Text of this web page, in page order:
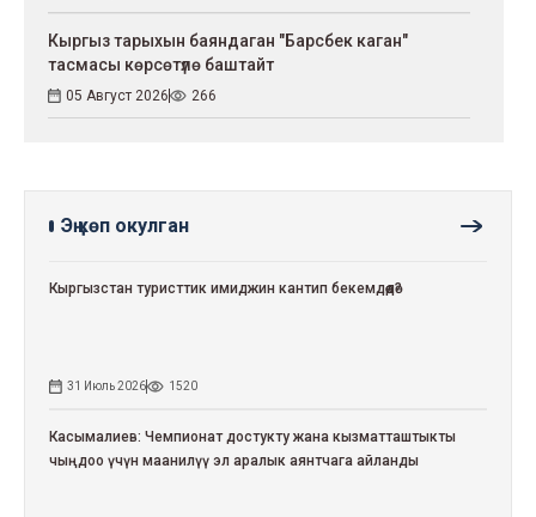
Кыргыз тарыхын баяндаган "Барсбек каган"
тасмасы көрсөтүлө баштайт
05 Август 2026 266
Эң көп окулган
Кыргызстан туристтик имиджин кантип бекемдөөдө?
31 Июль 2026 1520
Касымалиев: Чемпионат достукту жана кызматташтыкты
чыңдоо үчүн маанилүү эл аралык аянтчага айланды